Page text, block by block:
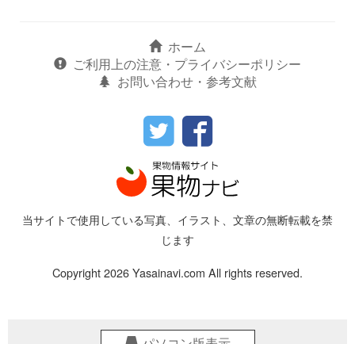
ホーム
ご利用上の注意・プライバシーポリシー
お問い合わせ・参考文献
当サイトで使用している写真、イラスト、文章の無断転載を禁
じます
Copyright 2026 Yasainavi.com All rights reserved.